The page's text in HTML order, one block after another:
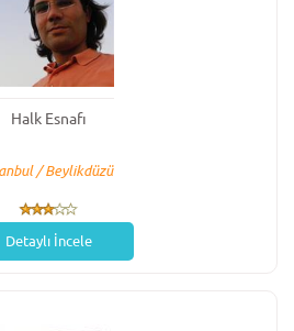
Halk Esnafı
/ Beylikdüzü
Detaylı İncele